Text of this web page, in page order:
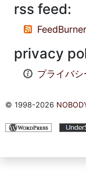
rss feed:
FeedBurner
privacy
プライバ
© 1998-2026